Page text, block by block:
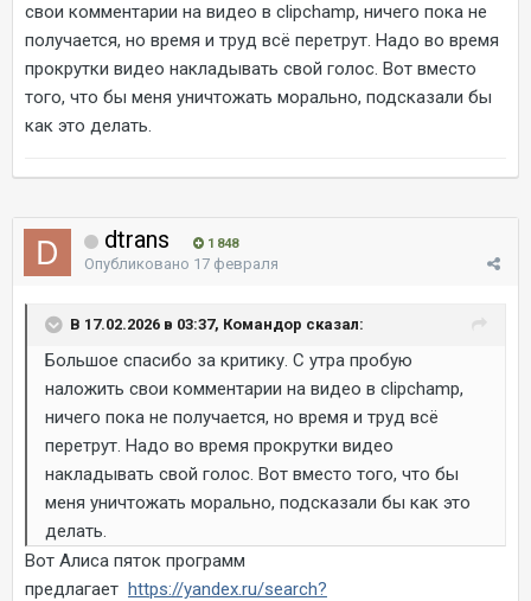
свои комментарии на видео в clipchamp, ничего пока не
получается, но время и труд всё перетрут. Надо во время
прокрутки видео накладывать свой голос. Вот вместо
того, что бы меня уничтожать морально, подсказали бы
как это делать.
dtrans 1 848
Опубликовано 17 февраля
В 17.02.2026 в 03:37, Командор сказал:
Большое спасибо за критику. С утра пробую
наложить свои комментарии на видео в clipchamp,
ничего пока не получается, но время и труд всё
перетрут. Надо во время прокрутки видео
накладывать свой голос. Вот вместо того, что бы
меня уничтожать морально, подсказали бы как это
делать.
Вот Алиса пяток программ
предлагает https://yandex.ru/search?